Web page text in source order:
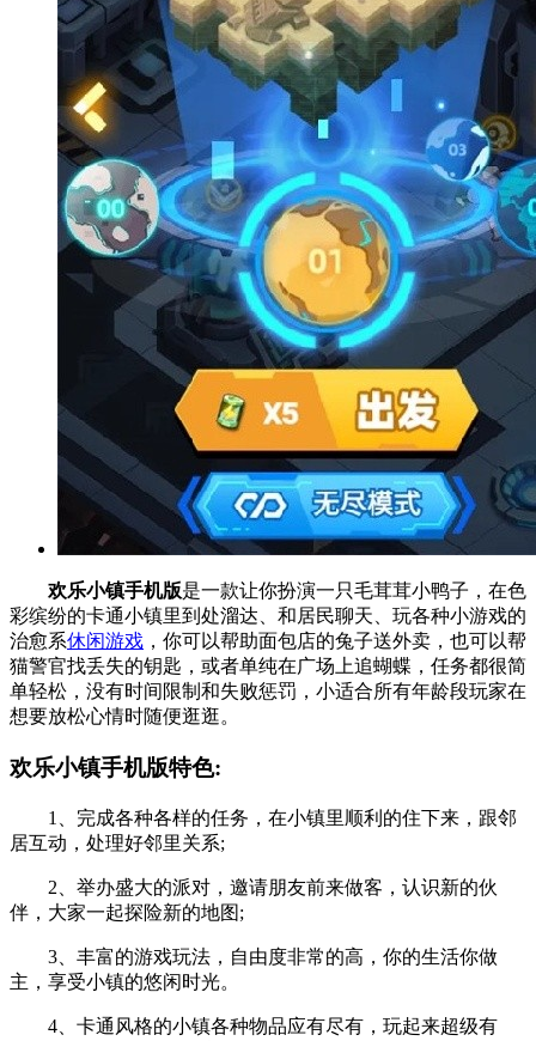
欢乐小镇手机版是一款让你扮演一只毛茸茸小鸭子，在色
彩缤纷的卡通小镇里到处溜达、和居民聊天、玩各种小游戏的
治愈系休闲游戏 ，你可以帮助面包店的兔子送外卖，也可以帮
猫警官找丢失的钥匙，或者单纯在广场上追蝴蝶，任务都很简
单轻松，没有时间限制和失败惩罚，小适合所有年龄段玩家在
想要放松心情时随便逛逛。
欢乐小镇手机版特色:
1、完成各种各样的任务，在小镇里顺利的住下来，跟邻
居互动，处理好邻里关系;
2、举办盛大的派对，邀请朋友前来做客，认识新的伙
伴，大家一起探险新的地图;
3、丰富的游戏玩法，自由度非常的高，你的生活你做
主，享受小镇的悠闲时光。
4、卡通风格的小镇各种物品应有尽有，玩起来超级有